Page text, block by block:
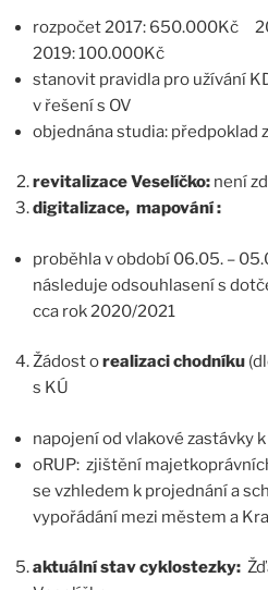
rozpočet 2017: 650.000Kč
2019: 100.000Kč
stanovit pravidla pro užívání
v řešení s OV
objednána studia: předpoklad
revitalizace Veselíčko: není
digitalizace, mapování :
proběhla v období 06.05. –
následuje odsouhlasení s
cca rok 2020/2021
Žádost orealizaci chodníku
s KÚ
napojení od vlakové zastávky
oRUP: zjištění
se vzhledem k projednání a
vypořádání mezi městem a
aktuální stav cyklostezky: